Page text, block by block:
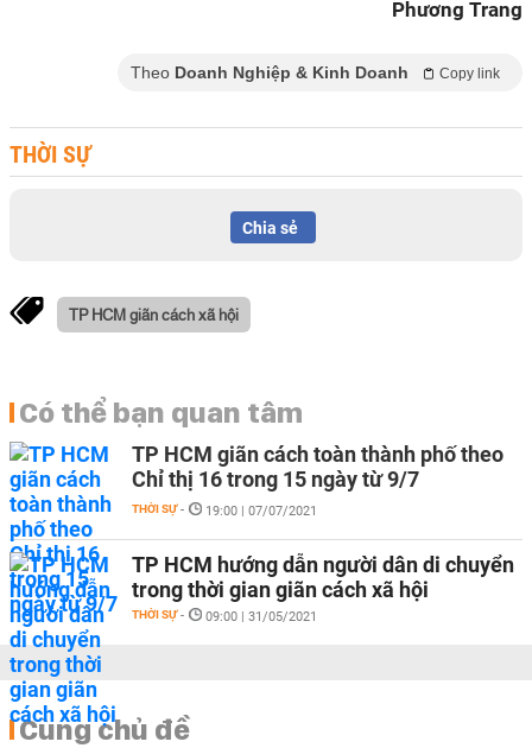
Phương Trang
Theo Doanh Nghiệp & Kinh Doanh Copy link
THỜI SỰ
Chia sẻ
TP HCM giãn cách xã hội
Có thể bạn quan tâm
TP HCM giãn cách toàn thành phố theo
Chỉ thị 16 trong 15 ngày từ 9/7
THỜI SỰ - 19:00 | 07/07/2021
TP HCM hướng dẫn người dân di chuyển
trong thời gian giãn cách xã hội
THỜI SỰ - 09:00 | 31/05/2021
Cùng chủ đề